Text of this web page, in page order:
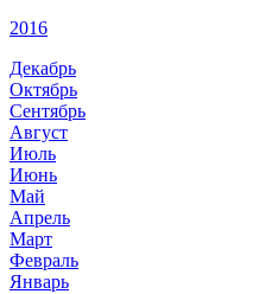
2016
Декабрь
Октябрь
Сентябрь
Август
Июль
Июнь
Май
Апрель
Март
Февраль
Январь